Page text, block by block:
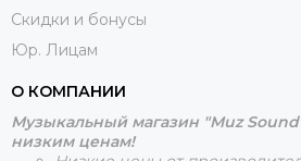
Скидки и бонусы
Юр. Лицам
О КОМПАНИИ
Музыкальный магазин "Muz
низким ценам!